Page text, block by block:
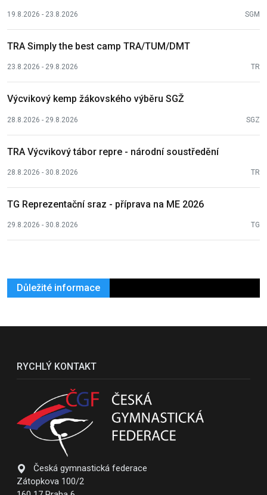
19.8.2026 - 23.8.2026 SGM
TRA Simply the best camp TRA/TUM/DMT
23.8.2026 - 29.8.2026 TR
Výcvikový kemp žákovského výběru SGŽ
28.8.2026 - 29.8.2026 SGZ
TRA Výcvikový tábor repre - národní soustředění
28.8.2026 - 30.8.2026 TR
TG Reprezentační sraz - příprava na ME 2026
29.8.2026 - 30.8.2026 TG
Důležité informace
RYCHLÝ KONTAKT
Česká gymnastická federace
Zátopkova 100/2